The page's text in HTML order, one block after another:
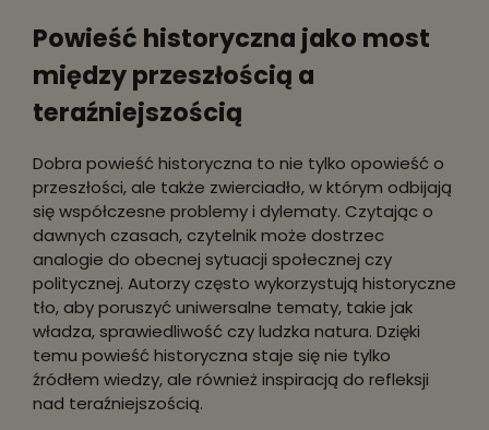
Powieść historyczna jako most
między przeszłością a
teraźniejszością
Dobra powieść historyczna to nie tylko opowieść o
przeszłości, ale także zwierciadło, w którym odbijają
się współczesne problemy i dylematy. Czytając o
dawnych czasach, czytelnik może dostrzec
analogie do obecnej sytuacji społecznej czy
politycznej. Autorzy często wykorzystują historyczne
tło, aby poruszyć uniwersalne tematy, takie jak
władza, sprawiedliwość czy ludzka natura. Dzięki
temu powieść historyczna staje się nie tylko
źródłem wiedzy, ale również inspiracją do refleksji
nad teraźniejszością.